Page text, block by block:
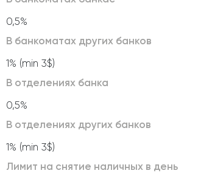
0,5%
В банкоматах других банков
1% (min 3$)
В отделениях банка
0,5%
В отделениях других банков
1% (min 3$)
Лимит на снятие наличных в день